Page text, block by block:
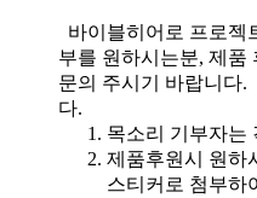
바이블히어로 프로젝
부를 원하시는분, 제품
문의 주시기 바랍니다
다.
목소리 기부자는
제품후원시 원하
스티커로 첨부하